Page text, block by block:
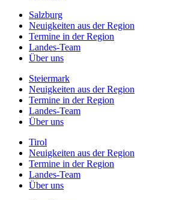
Salzburg
Neuigkeiten aus der Region
Termine in der Region
Landes-Team
Über uns
Steiermark
Neuigkeiten aus der Region
Termine in der Region
Landes-Team
Über uns
Tirol
Neuigkeiten aus der Region
Termine in der Region
Landes-Team
Über uns